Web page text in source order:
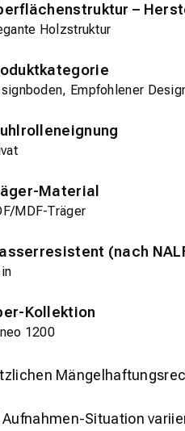
–
Holzstruktur
Empfohlener
Material
MDF-Träger
(nach
Kollektion
1200
Situation